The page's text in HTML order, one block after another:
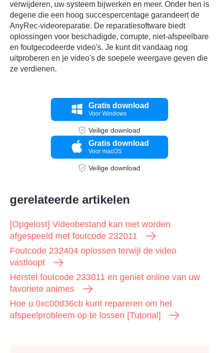
verwijderen, uw systeem bijwerken en meer. Onder hen is
degene die een hoog succespercentage garandeert de
AnyRec-videoreparatie. De reparatiesoftware biedt
oplossingen voor beschadigde, corrupte, niet-afspeelbare
en foutgecodeerde video's. Je kunt dit vandaag nog
uitproberen en je video's de soepele weergave geven die
ze verdienen.
Gratis download
Voor Windows
Veilige download
Gratis download
Voor macOS
Veilige download
gerelateerde artikelen
[Opgelost] Videobestand kan niet worden
afgespeeld met foutcode 232011
Foutcode 232404 oplossen terwijl de video
vastloopt
Herstel foutcode 233011 en geniet online van uw
favoriete animes
Hoe u 0xc00d36cb kunt repareren om het
afspeelprobleem op te lossen [Tutorial]